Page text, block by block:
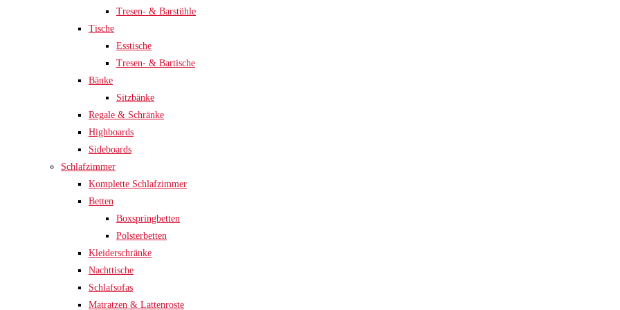
Tresen- & Barstühle
Tische
Esstische
Tresen- & Bartische
Bänke
Sitzbänke
Regale & Schränke
Highboards
Sideboards
Schlafzimmer
Komplette Schlafzimmer
Betten
Boxspringbetten
Polsterbetten
Kleiderschränke
Nachttische
Schlafsofas
Matratzen & Lattenroste